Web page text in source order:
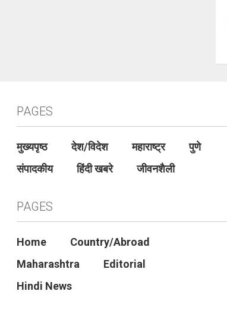
PAGES
मुख्यपृष्ठ देश/विदेश महाराष्ट्र
पुणे
संपादकीय
हिंदी खबरे जीवनशैली
PAGES
Home
Country/Abroad
Maharashtra
Editorial
Hindi News